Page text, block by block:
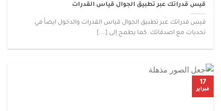
قيس قدراتك عبر تطبيق الجوال قياس القدرات
قيس قدراتك عبر تطبيق الجوال قياس القدرات والدخول ايضاً في
تحديات مع اصدقائك. كما يطمح إلى [...]
17
فبراير